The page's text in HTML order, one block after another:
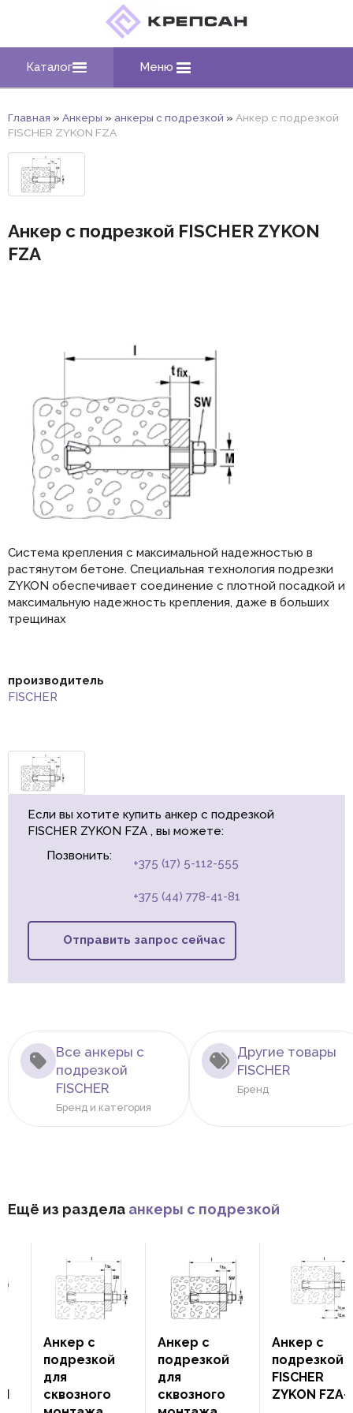
Каталог Меню
Главная » Анкеры » анкеры с подрезкой » Анкер с подрезкой
FISCHER ZYKON FZA
Анкер с подрезкой FISCHER ZYKON
FZA
Система крепления с максимальной надежностью в
растянутом бетоне. Специальная технология подрезки
ZYKON обеспечивает соединение с плотной посадкой и
максимальную надежность крепления, даже в больших
трещинах
производитель
FISCHER
Если вы хотите купить анкер с подрезкой
FISCHER ZYKON FZA , вы можете:
Позвонить:
+375 (17) 5-112-555
+375 (44) 778-41-81
Отправить запрос сейчас
Все анкеры с
подрезкой
FISCHER
Бренд и категория
Другие товары
FISCHER
Бренд
Ещё из раздела анкеры с подрезкой
Анкер с
подрезкой
для
сквозного
Анкер с
подрезкой
для
сквозного
Анкер с
подрезкой
FISCHER
ZYKON FZA-I